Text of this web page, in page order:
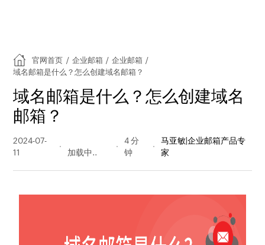
官网首页 / 企业邮箱 / 企业邮箱 /
域名邮箱是什么？怎么创建域名邮箱？
域名邮箱是什么？怎么创建域名
邮箱？
2024-07-
11
量
4 分
钟
马亚敏|企业邮箱产品专
家